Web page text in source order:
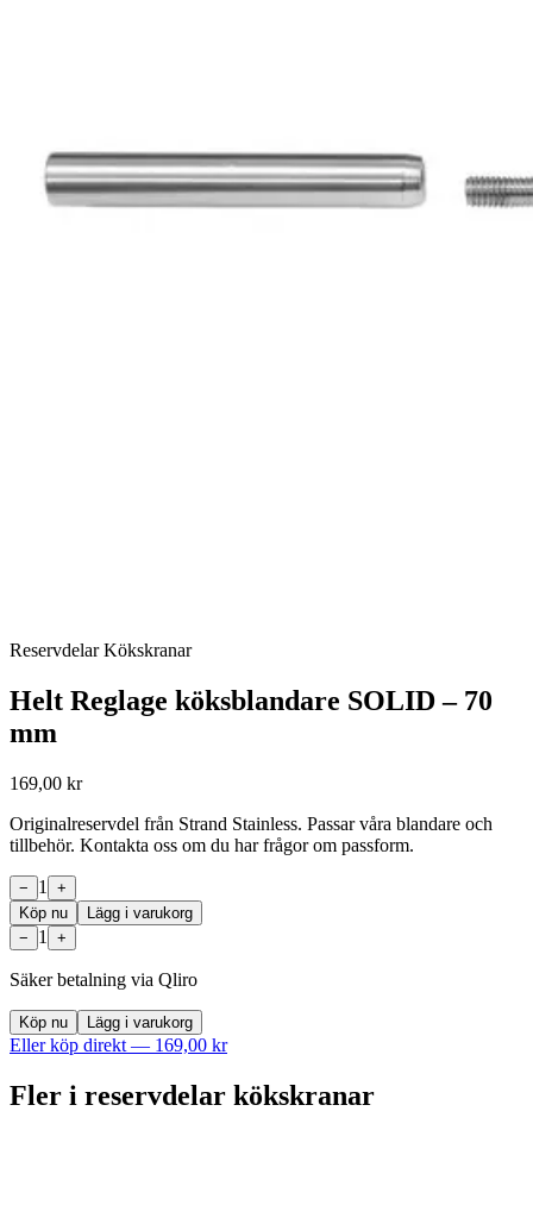
Reservdelar Kökskranar
Helt Reglage köksblandare SOLID – 70
mm
169,00 kr
Originalreservdel från Strand Stainless. Passar våra blandare och
tillbehör. Kontakta oss om du har frågor om passform.
− 1
+
Köp nu
Lägg i varukorg
−
1 +
Säker betalning via Qliro
Köp nu Lägg i varukorg
Eller köp direkt — 169,00 kr
Fler i reservdelar kökskranar